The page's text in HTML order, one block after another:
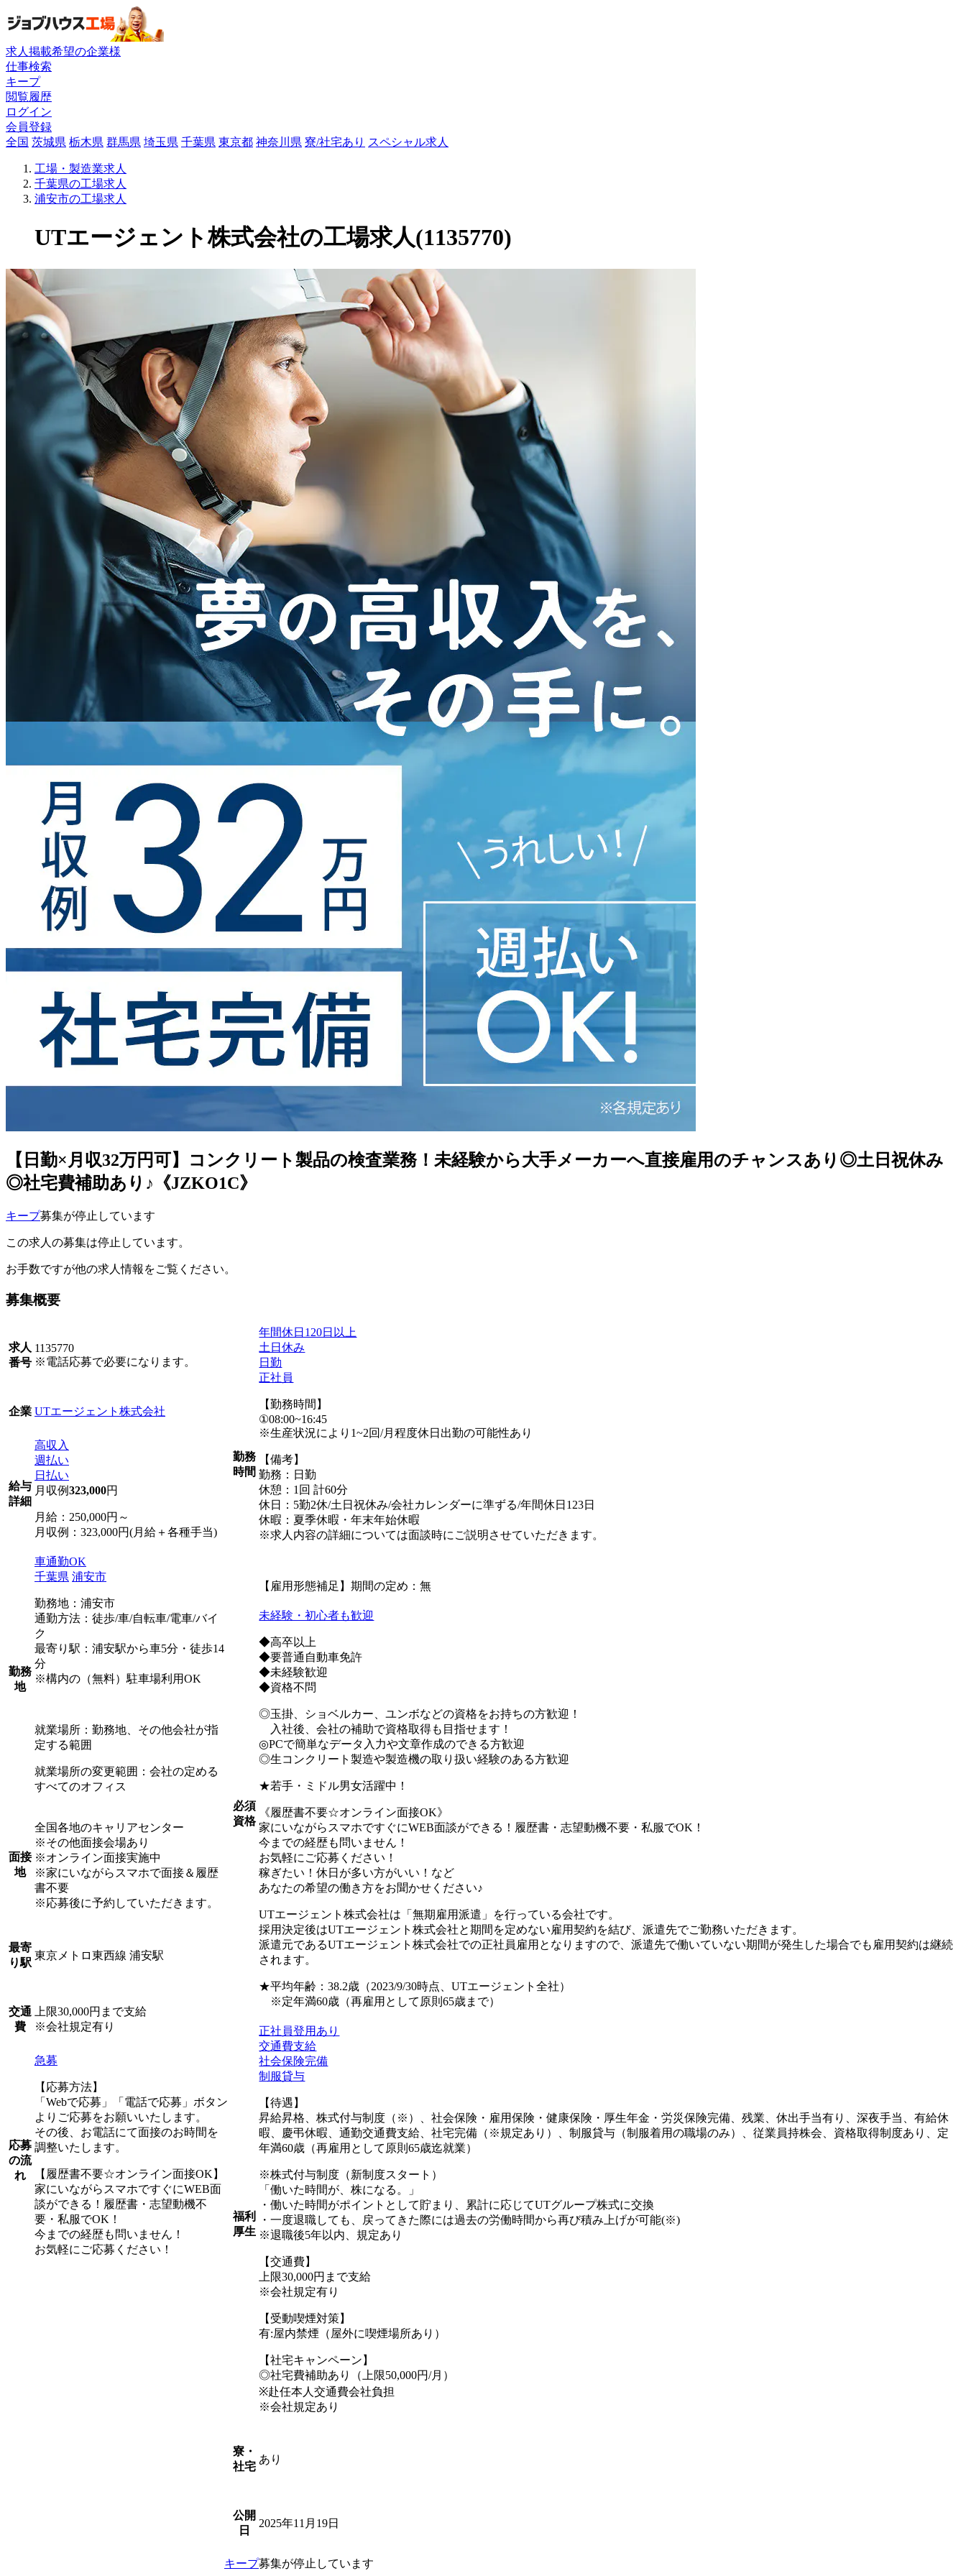
求人掲載希望の企業様
仕事検索
キープ
閲覧履歴
ログイン
会員登録
全国 茨城県 栃木県 群馬県 埼玉県 千葉県 東京都 神奈川県 寮/社宅あり スペシャル求人
工場・製造業求人
千葉県の工場求人
浦安市の工場求人
UTエージェント株式会社の工場求人(1135770)
【日勤×月収32万円可】コンクリート製品の検査業務！未経験から大手メーカーへ直接雇用のチャンスあり◎土日祝休み
◎社宅費補助あり♪《JZKO1C》
キープ募集が停止しています
この求人の募集は停止しています。
お手数ですが他の求人情報をご覧ください。
募集概要
求人
番号
1135770
※電話応募で必要になります。
企業 UTエージェント株式会社
給与
詳細
高収入
週払い
日払い
月収例323,000円
月給：250,000円～
月収例：323,000円(月給＋各種手当)
勤務
地
車通勤OK
千葉県 浦安市
勤務地：浦安市
通勤方法：徒歩/車/自転車/電車/バイ
ク
最寄り駅：浦安駅から車5分・徒歩14
分
※構内の（無料）駐車場利用OK
就業場所：勤務地、その他会社が指
定する範囲
就業場所の変更範囲：会社の定める
すべてのオフィス
面接
地
全国各地のキャリアセンター
※その他面接会場あり
※オンライン面接実施中
※家にいながらスマホで面接＆履歴
書不要
※応募後に予約していただきます。
最寄
り駅
東京メトロ東西線 浦安駅
交通
費
上限30,000円まで支給
※会社規定有り
応募
の流
れ
急募
【応募方法】
「Webで応募」「電話で応募」ボタン
よりご応募をお願いいたします。
その後、お電話にて面接のお時間を
調整いたします。
【履歴書不要☆オンライン面接OK】
家にいながらスマホですぐにWEB面
談ができる！履歴書・志望動機不
要・私服でOK！
今までの経歴も問いません！
お気軽にご応募ください！
勤務
時間
年間休日120日以上
土日休み
日勤
正社員
【勤務時間】
①08:00~16:45
※生産状況により1~2回/月程度休日出勤の可能性あり
【備考】
勤務：日勤
休憩：1回 計60分
休日：5勤2休/土日祝休み/会社カレンダーに準ずる/年間休日123日
休暇：夏季休暇・年末年始休暇
※求人内容の詳細については面談時にご説明させていただきます。
【雇用形態補足】期間の定め：無
必須
資格
未経験・初心者も歓迎
◆高卒以上
◆要普通自動車免許
◆未経験歓迎
◆資格不問
◎玉掛、ショベルカー、ユンボなどの資格をお持ちの方歓迎！
入社後、会社の補助で資格取得も目指せます！
◎PCで簡単なデータ入力や文章作成のできる方歓迎
◎生コンクリート製造や製造機の取り扱い経験のある方歓迎
★若手・ミドル男女活躍中！
《履歴書不要☆オンライン面接OK》
家にいながらスマホですぐにWEB面談ができる！履歴書・志望動機不要・私服でOK！
今までの経歴も問いません！
お気軽にご応募ください！
稼ぎたい！休日が多い方がいい！など
あなたの希望の働き方をお聞かせください♪
UTエージェント株式会社は「無期雇用派遣」を行っている会社です。
採用決定後はUTエージェント株式会社と期間を定めない雇用契約を結び、派遣先でご勤務いただきます。
派遣元であるUTエージェント株式会社での正社員雇用となりますので、派遣先で働いていない期間が発生した場合でも雇用契約は継続
されます。
★平均年齢：38.2歳（2023/9/30時点、UTエージェント全社）
※定年満60歳（再雇用として原則65歳まで）
福利
厚生
正社員登用あり
交通費支給
社会保険完備
制服貸与
【待遇】
昇給昇格、株式付与制度（※）、社会保険・雇用保険・健康保険・厚生年金・労災保険完備、残業、休出手当有り、深夜手当、有給休
暇、慶弔休暇、通勤交通費支給、社宅完備（※規定あり）、制服貸与（制服着用の職場のみ）、従業員持株会、資格取得制度あり、定
年満60歳（再雇用として原則65歳迄就業）
※株式付与制度（新制度スタート）
「働いた時間が、株になる。」
・働いた時間がポイントとして貯まり、累計に応じてUTグループ株式に交換
・一度退職しても、戻ってきた際には過去の労働時間から再び積み上げが可能(※)
※退職後5年以内、規定あり
【交通費】
上限30,000円まで支給
※会社規定有り
【受動喫煙対策】
有:屋内禁煙（屋外に喫煙場所あり）
【社宅キャンペーン】
◎社宅費補助あり（上限50,000円/月）
※赴任本人交通費会社負担
※会社規定あり
寮・
社宅
あり
公開
日
2025年11月19日
キープ募集が停止しています